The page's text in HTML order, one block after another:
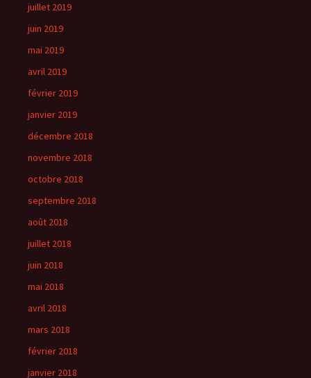
juillet 2019
juin 2019
mai 2019
avril 2019
février 2019
janvier 2019
décembre 2018
novembre 2018
octobre 2018
septembre 2018
août 2018
juillet 2018
juin 2018
mai 2018
avril 2018
mars 2018
février 2018
janvier 2018